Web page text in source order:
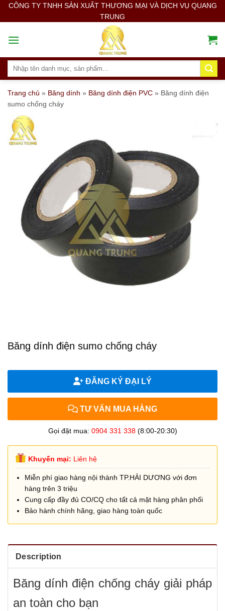
SkipCÔNG TY TNHH SẢN XUẤT THƯƠNG MẠI VÀ DỊCH VỤ QUANG
TRUNG
Search
Trang chủ » Băng dính » Băng dính điện PVC » Băng dính điện
sumo chống cháy
Băng dính điện sumo chống cháy
ĐĂNG KÝ ĐẠI LÝ
TƯ VẤN MUA HÀNG
Gọi đặt mua: 0904 331 338(8:00-20:30)
Khuyến mại: Liên hệ
Miễn phí giao hàng nội thành TP.HẢI DƯƠNG với đơn
hàng trên 3 triệu
Cung cấp đầy đủ CO/CQ cho tất cả mặt hàng phân phối
Bảo hành chính hãng, giao hàng toàn quốc
Description
Băng dính điện chống cháy giải pháp
an toàn cho bạn